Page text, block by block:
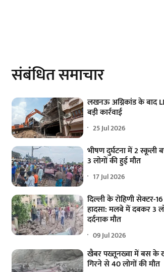
संबंधित समाचार
लखनऊ अग्निकांड के बाद
बड़ी कार्रवाई
25 Jul 2026
भीषण दुर्घटना में 2 स्कूली
3 लोगों की हुई मौत
17 Jul 2026
दिल्ली के रोहिणी सेक्टर-
हादसा: मलबे में दबकर 3
दर्दनाक मौत
09 Jul 2026
खैबर पख्तूनख्वा में बस के
गिरने से 40 लोगों की मौत